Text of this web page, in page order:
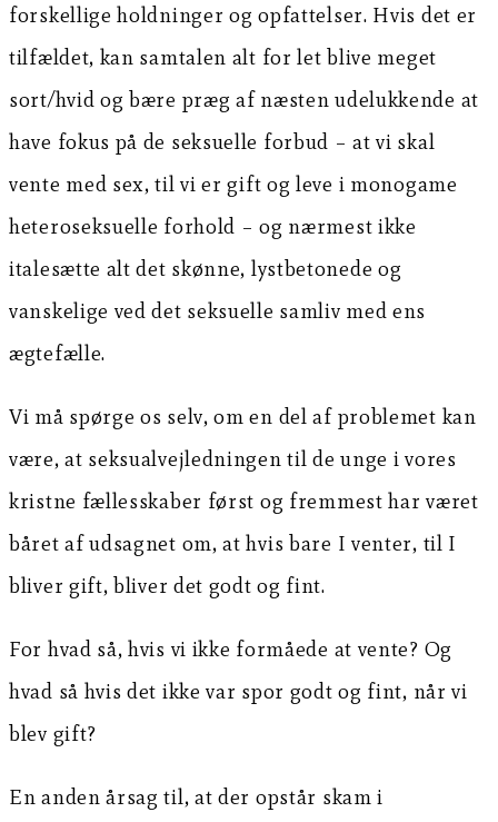
forskellige holdninger og opfattelser. Hvis det er
tilfældet, kan samtalen alt for let blive meget
sort/hvid og bære præg af næsten udelukkende at
have fokus på de seksuelle forbud – at vi skal
vente med sex, til vi er gift og leve i monogame
heteroseksuelle forhold – og nærmest ikke
italesætte alt det skønne, lystbetonede og
vanskelige ved det seksuelle samliv med ens
ægtefælle.
Vi må spørge os selv, om en del af problemet kan
være, at seksualvejledningen til de unge i vores
kristne fællesskaber først og fremmest har været
båret af udsagnet om, at hvis bare I venter, til I
bliver gift, bliver det godt og fint.
For hvad så, hvis vi ikke formåede at vente? Og
hvad så hvis det ikke var spor godt og fint, når vi
blev gift?
En anden årsag til, at der opstår skam i